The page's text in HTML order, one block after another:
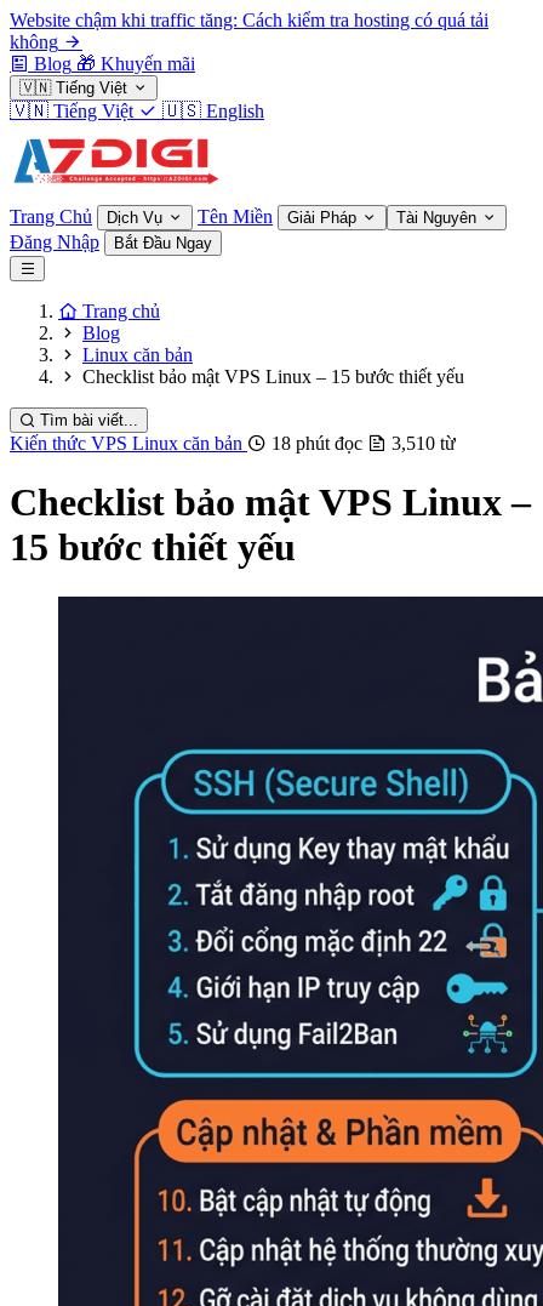
Website chậm khi traffic tăng: Cách kiểm tra hosting có quá tải
không
Blog 🎁 Khuyến mãi
🇻🇳 Tiếng Việt
🇻🇳 Tiếng Việt 🇺🇸 English
Trang Chủ Dịch Vụ Tên Miền Giải Pháp Tài Nguyên
Đăng Nhập Bắt Đầu Ngay
Trang chủ
Blog
Linux căn bản
Checklist bảo mật VPS Linux – 15 bước thiết yếu
Tìm bài viết...
Kiến thức VPS Linux căn bản 18 phút đọc 3,510 từ
Checklist bảo mật VPS Linux –
15 bước thiết yếu